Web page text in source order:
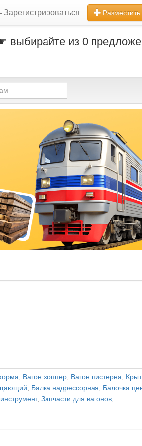
Зарегистрироваться
выбирайте из 0
, Вагон хоппер, Вагон цистерна,
, Балка надрессорная, Балочка
, Запчасти для вагонов,